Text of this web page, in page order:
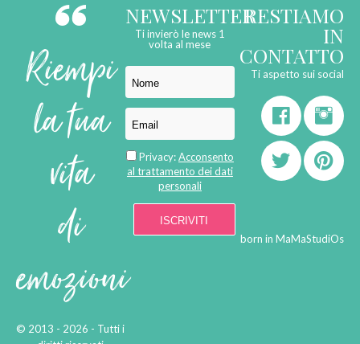
Riempi
la tua
vita
di
emozioni
© 2013 - 2026 - Tutti i
NEWSLETTER
Ti invierò le news 1
volta al mese
Privacy:Acconsento
al trattamento dei dati
personali
RESTIAMO
IN
CONTATTO
Ti aspetto sui social
born in MaMaStudiOs